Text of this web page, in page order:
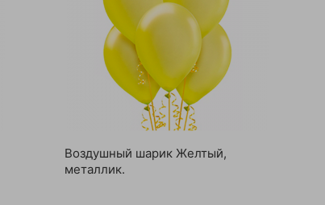
Воздушный шарик Желтый,
металлик.